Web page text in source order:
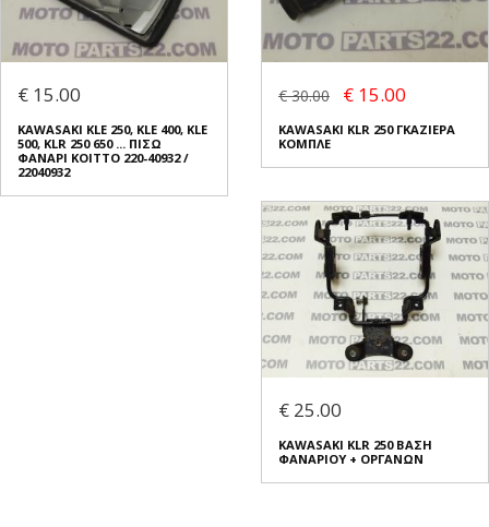
€ 15.00
KAWASAKI KLE 250, KLE 400, KLE
500, KLR 250 650 ... ΠΙΣΩ
ΦΑΝΑΡΙ KOITTO 220-40932 /
22040932
€ 30.00 € 15.00
KAWASAKI KLR 250 ΓΚΑΖΙΕΡΑ
ΚΟΜΠΛΕ
€ 25.00
KAWASAKI KLR 250 ΒΑΣΗ
ΦΑΝΑΡΙΟΥ + ΟΡΓΑΝΩΝ